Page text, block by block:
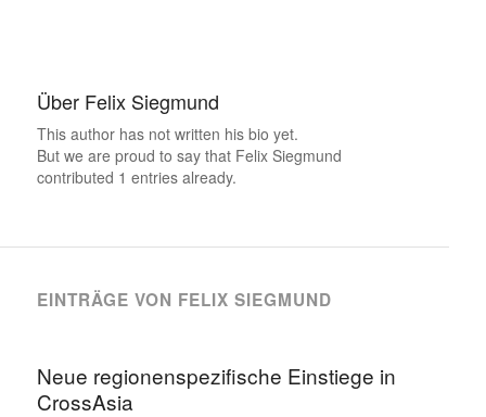
Über Felix Siegmund
This author has not written his bio yet.
But we are proud to say that Felix Siegmund
contributed 1 entries already.
EINTRÄGE VON FELIX SIEGMUND
Neue regionenspezifische Einstiege in
CrossAsia